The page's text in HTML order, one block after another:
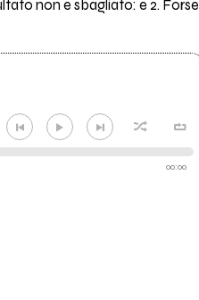
non è sbagliato: è 2. Forse
00:00